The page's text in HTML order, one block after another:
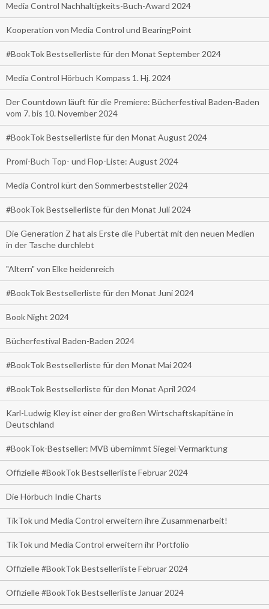
Media Control Nachhaltigkeits-Buch-Award 2024
Kooperation von Media Control und BearingPoint
#BookTok Bestsellerliste für den Monat September 2024
Media Control Hörbuch Kompass 1. Hj. 2024
Der Countdown läuft für die Premiere: Bücherfestival Baden-Baden
vom 7. bis 10. November 2024
#BookTok Bestsellerliste für den Monat August 2024
Promi-Buch Top- und Flop-Liste: August 2024
Media Control kürt den Sommerbeststeller 2024
#BookTok Bestsellerliste für den Monat Juli 2024
Die Generation Z hat als Erste die Pubertät mit den neuen Medien
in der Tasche durchlebt
"Altern" von Elke heidenreich
#BookTok Bestsellerliste für den Monat Juni 2024
Book Night 2024
Bücherfestival Baden-Baden 2024
#BookTok Bestsellerliste für den Monat Mai 2024
#BookTok Bestsellerliste für den Monat April 2024
Karl-Ludwig Kley ist einer der großen Wirtschaftskapitäne in
Deutschland
#BookTok-Bestseller: MVB übernimmt Siegel-Vermarktung
Offizielle #BookTok Bestsellerliste Februar 2024
Die Hörbuch Indie Charts
TikTok und Media Control erweitern ihre Zusammenarbeit!
TikTok und Media Control erweitern ihr Portfolio
Offizielle #BookTok Bestsellerliste Februar 2024
Offizielle #BookTok Bestsellerliste Januar 2024